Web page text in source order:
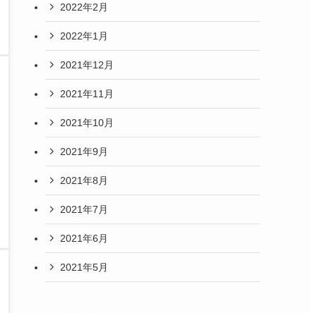
2022年2月
2022年1月
2021年12月
2021年11月
2021年10月
2021年9月
2021年8月
2021年7月
2021年6月
2021年5月